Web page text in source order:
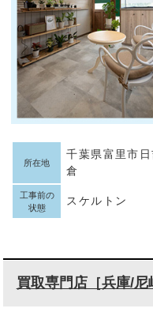
所在地
千葉県富里市日
倉
工事前の
状態
スケルトン
買取専門店［兵庫/